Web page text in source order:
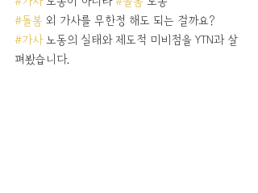
#돌봄 외 가사를 무한정 해도 되는 걸까요?
#가사 노동의 실태와 제도적 미비점을 YTN과 살
펴봤습니다.